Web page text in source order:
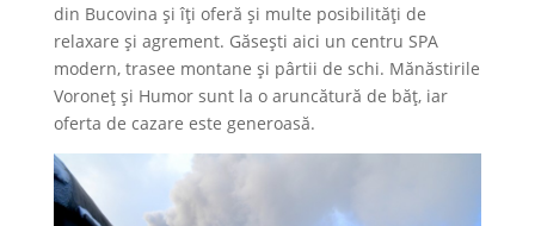
din Bucovina și îți oferă și multe posibilități de
relaxare și agrement. Găsești aici un centru SPA
modern, trasee montane și pârtii de schi. Mănăstirile
Voroneț și Humor sunt la o aruncătură de băț, iar
oferta de cazare este generoasă.